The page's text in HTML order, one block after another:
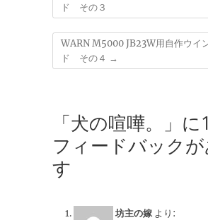
ド その３
WARN M5000 JB23W用自作ウイ
ド その４ →
「犬の喧嘩。」
フィードバックが
す
坊主の嫁 より: